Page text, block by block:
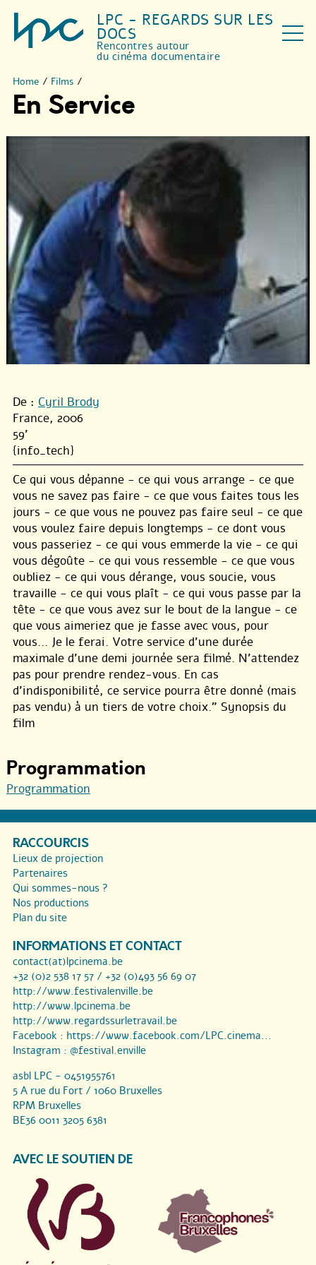
LPC - REGARDS SUR LES
DOCS
Rencontres autour
du cinéma documentaire
Home / Films /
En Service
De : Cyril Brody
France, 2006
59'
{info_tech}
Ce qui vous dépanne - ce qui vous arrange - ce que
vous ne savez pas faire - ce que vous faites tous les
jours - ce que vous ne pouvez pas faire seul - ce que
vous voulez faire depuis longtemps - ce dont vous
vous passeriez - ce qui vous emmerde la vie - ce qui
vous dégoûte - ce qui vous ressemble - ce que vous
oubliez - ce qui vous dérange, vous soucie, vous
travaille - ce qui vous plaît - ce qui vous passe par la
tête - ce que vous avez sur le bout de la langue - ce
que vous aimeriez que je fasse avec vous, pour
vous... Je le ferai. Votre service d’une durée
maximale d’une demi journée sera filmé. N’attendez
pas pour prendre rendez-vous. En cas
d’indisponibilité, ce service pourra être donné (mais
pas vendu) à un tiers de votre choix.” Synopsis du
film
Programmation
Programmation
RACCOURCIS
Lieux de projection
Partenaires
Qui sommes-nous ?
Nos productions
Plan du site
INFORMATIONS ET CONTACT
contact(at)lpcinema.be
+32 (0)2 538 17 57 / +32 (0)493 56 69 07
http://www.festivalenville.be
http://www.lpcinema.be
http://www.regardssurletravail.be
Facebook : https://www.facebook.com/LPC.cinema...
Instagram : @festival.enville
asbl LPC - 0451955761
5 A rue du Fort / 1060 Bruxelles
RPM Bruxelles
BE36 0011 3205 6381
AVEC LE SOUTIEN DE